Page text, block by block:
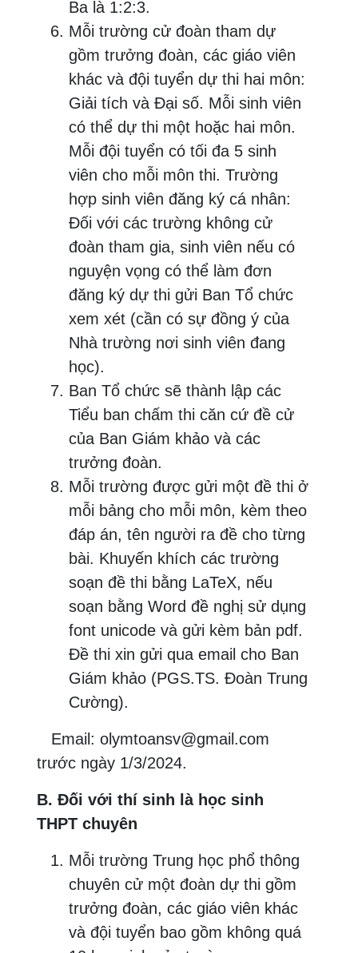
Ba là 1:2:3.
Mỗi trường cử đoàn tham dự
gồm trưởng đoàn, các giáo viên
khác và đội tuyển dự thi hai môn:
Giải tích và Đại số. Mỗi sinh viên
có thể dự thi một hoặc hai môn.
Mỗi đội tuyển có tối đa 5 sinh
viên cho mỗi môn thi. Trường
hợp sinh viên đăng ký cá nhân:
Đối với các trường không cử
đoàn tham gia, sinh viên nếu có
nguyện vọng có thể làm đơn
đăng ký dự thi gửi Ban Tổ chức
xem xét (cần có sự đồng ý của
Nhà trường nơi sinh viên đang
học).
Ban Tổ chức sẽ thành lập các
Tiểu ban chấm thi căn cứ đề cử
của Ban Giám khảo và các
trưởng đoàn.
Mỗi trường được gửi một đề thi ở
mỗi bảng cho mỗi môn, kèm theo
đáp án, tên người ra đề cho từng
bài. Khuyến khích các trường
soạn đề thi bằng LaTeX, nếu
soạn bằng Word đề nghị sử dụng
font unicode và gửi kèm bản pdf.
Đề thi xin gửi qua email cho Ban
Giám khảo (PGS.TS. Đoàn Trung
Cường).
Email: olymtoansv@gmail.com
trước ngày 1/3/2024.
B. Đối với thí sinh là học sinh
THPT chuyên
Mỗi trường Trung học phổ thông
chuyên cử một đoàn dự thi gồm
trưởng đoàn, các giáo viên khác
và đội tuyển bao gồm không quá